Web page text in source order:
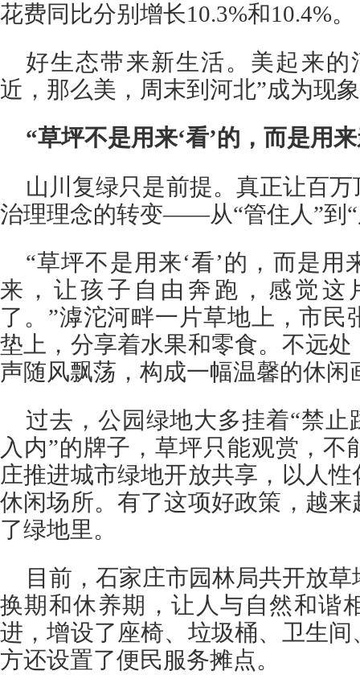
花费同比分别增长10.3%和10.4%。
好生态带来新生活。美起来的
近，那么美，周末到河北”成为现
“草坪不是用来‘看’的，而是用
山川复绿只是前提。真正让百
治理理念的转变——从“管住人”到“
“草坪不是用来‘看’的，而是
来，让孩子自由奔跑，感觉这
了。”滹沱河畔一片草地上，市民
垫上，分享着水果和零食。不远
声随风飘荡，构成一幅温馨的休闲
过去，公园绿地大多挂着“禁止
入内”的牌子，草坪只能观赏，不
庄推进城市绿地开放共享，以人
休闲场所。有了这项好政策，越
了绿地里。
目前，石家庄市园林局共开放
换期和休养期，让人与自然和谐
进，增设了座椅、垃圾桶、卫生
方还设置了便民服务摊点。